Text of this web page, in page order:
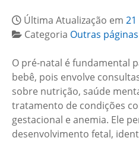
Última Atualização em
Categoria Outras páginas
O pré-natal é fundamental
bebê, pois envolve
sobre nutrição, saúde
tratamento de condições
gestacional e anemia. Ele
desenvolvimento fetal,